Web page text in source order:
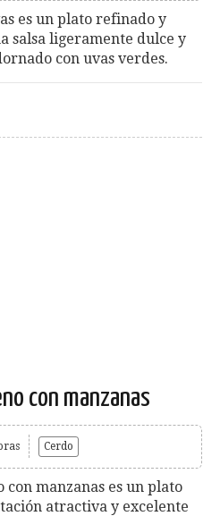
es un plato refinado y
salsa ligeramente dulce y
con uvas verdes.
con manzanas
Cerdo
manzanas es un plato
atractiva y excelente